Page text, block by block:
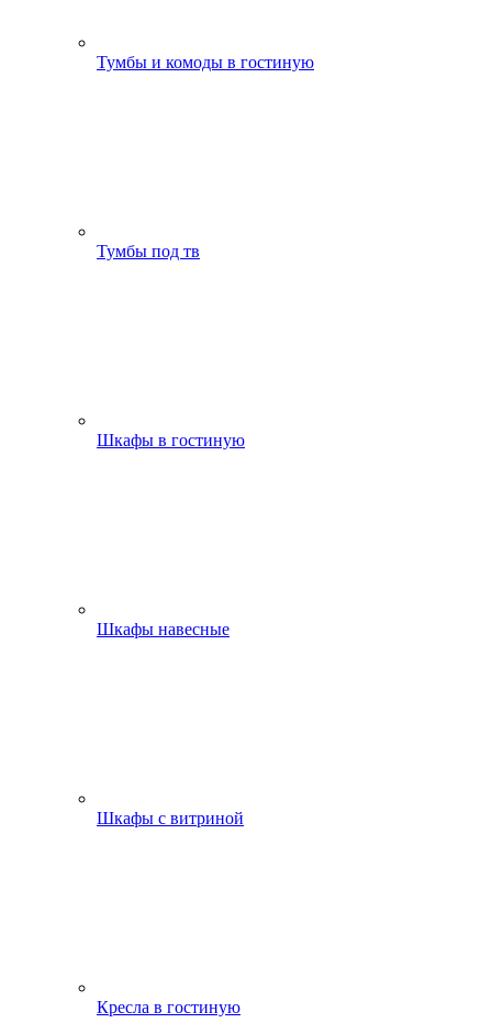
Тумбы и комоды в гостиную
Тумбы под тв
Шкафы в гостиную
Шкафы навесные
Шкафы с витриной
Кресла в гостиную